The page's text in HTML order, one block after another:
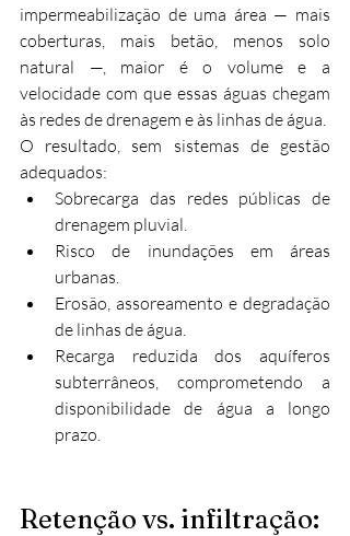
impermeabilização de uma área — mais
coberturas, mais betão, menos solo
natural —, maior é o volume e a
velocidade com que essas águas chegam
às redes de drenagem e às linhas de água.
O resultado, sem sistemas de gestão
adequados:
Sobrecarga das redes públicas de
drenagem pluvial.
Risco de inundações em áreas
urbanas.
Erosão, assoreamento e degradação
de linhas de água.
Recarga reduzida dos aquíferos
subterrâneos, comprometendo a
disponibilidade de água a longo
prazo.
Retenção vs. infiltração: